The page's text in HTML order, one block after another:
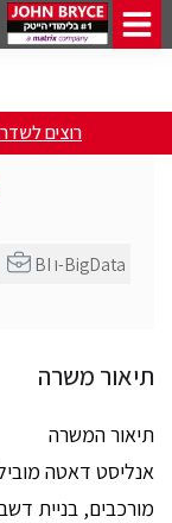
רוצים
תיאור משרה
תיאור המשרה
אנליסט דאטה מוביל
מורכבים, בניית